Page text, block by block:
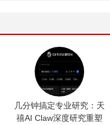
几分钟搞定专业研究：天
禧AI Claw深度研究重塑